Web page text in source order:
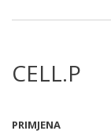
CELL.P
PRIMJENA